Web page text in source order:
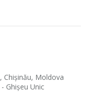
Chișinău, Moldova
Ghișeu Unic